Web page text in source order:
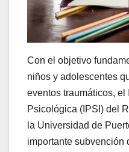
Con el objetivo
niños y adolescentes
eventos traumáticos,
Psicológica (IPSI) del
la Universidad de
importante subvención